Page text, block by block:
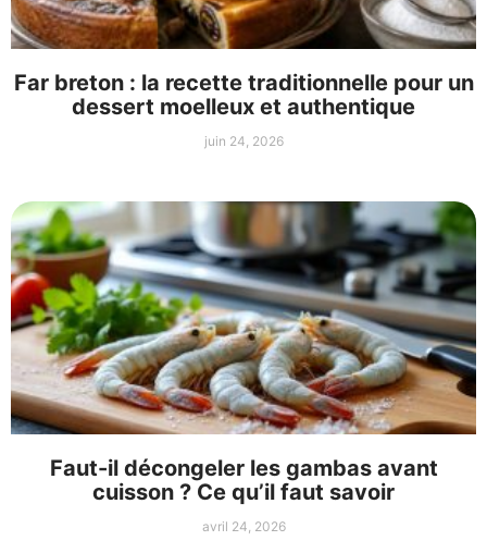
Far breton : la recette traditionnelle pour un
dessert moelleux et authentique
juin 24, 2026
Faut-il décongeler les gambas avant
cuisson ? Ce qu’il faut savoir
avril 24, 2026